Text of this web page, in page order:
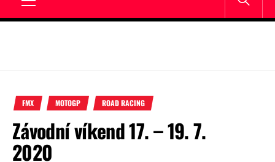
FMX MOTOGP ROAD RACING
Závodní víkend 17. – 19. 7.
2020